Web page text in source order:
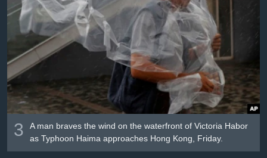
3
A man braves the wind on the waterfront of Victoria Habor
as Typhoon Haima approaches Hong Kong, Friday.